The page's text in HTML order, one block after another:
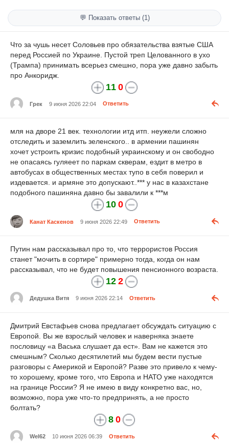
💬 Показать ответы (1)
Что за чушь несет Соловьев про обязательства взятые США
перед Россией по Украине. Пустой треп Целованного в ухо
(Трампа) принимать всерьез смешно, пора уже давно забыть
про Анкоридж.
11 0
Грек 9 июня 2026 22:04 Ответить
мля на дворе 21 век. технологии итд итп. неужели сложно
отследить и заземлить зеленского.. в армении пашинян
хочет устроить кризис подобный украинскому и он свободно
не опасаясь гуляеет по паркам скверам, ездит в метро в
автобусах в общественных местах тупо в себя поверил и
издевается. и армяне это допускают..*** у нас в казахстане
подобного пашиняна давно бы завалили к ***м
10 0
Канат Каскенов 9 июня 2026 22:49 Ответить
Путин нам рассказывал про то, что террористов Россия
станет "мочить в сортире" примерно тогда, когда он нам
рассказывал, что не будет повышения пенсионного возраста.
12 2
Дедушка Витя 9 июня 2026 22:14 Ответить
Дмитрий Евстафьев снова предлагает обсуждать ситуацию с
Европой. Вы же взрослый человек и наверняка знаете
пословицу «а Васька слушает да ест». Вам не кажется это
смешным? Сколько десятилетий мы будем вести пустые
разговоры с Америкой и Европой? Разве это привело к чему-
то хорошему, кроме того, что Европа и НАТО уже находятся
на границе России? Я не имею в виду конкретно вас, но,
возможно, пора уже что-то предпринять, а не просто
болтать?
8 0
Wel62 10 июня 2026 06:39 Ответить